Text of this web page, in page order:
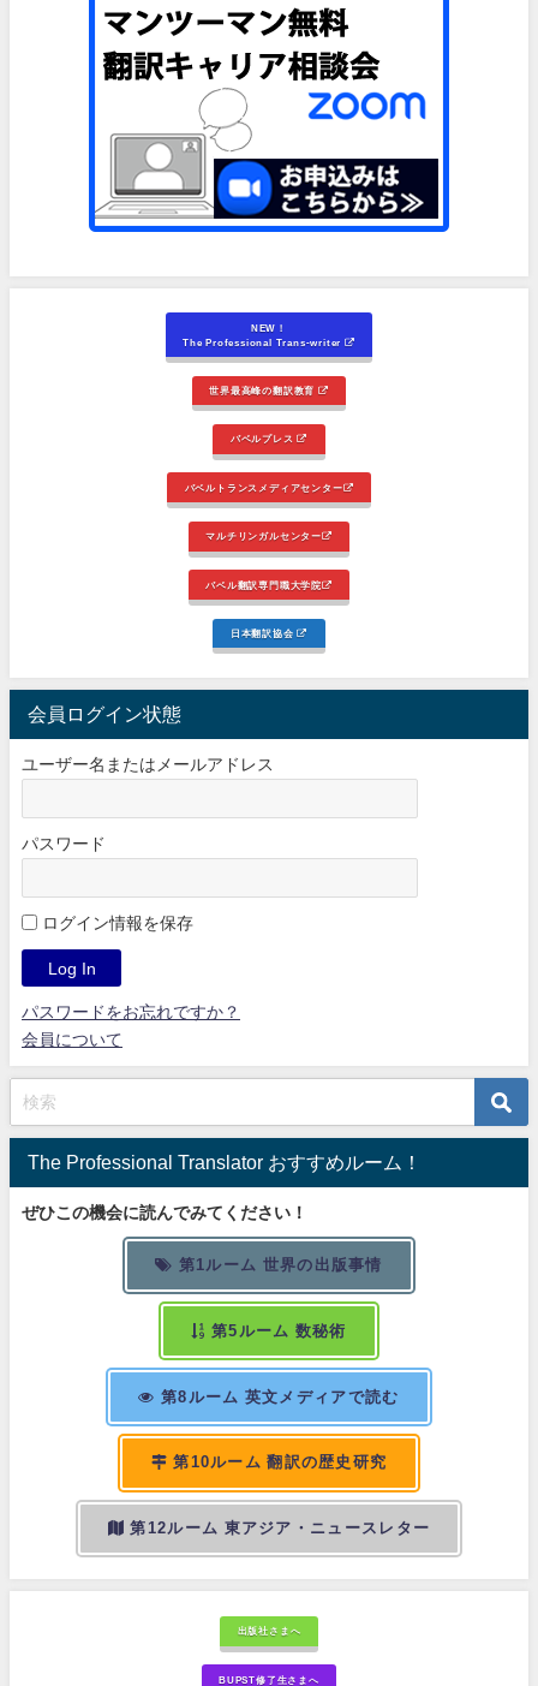
NEW！
The Professional Trans-writer
世界最高峰の翻訳教育
バベルプレス
バベルトランスメディアセンター
マルチリンガルセンター
バベル翻訳専門職大学院
日本翻訳協会
会員ログイン状態
ユーザー名またはメールアドレス
パスワード
ログイン情報を保存
パスワードをお忘れですか？
会員について
The Professional Translator おすすめルーム！
ぜひこの機会に読んでみてください！
第1ルーム 世界の出版事情
第5ルーム 数秘術
第8ルーム 英文メディアで読む
第10ルーム 翻訳の歴史研究
第12ルーム 東アジア・ニュースレター
出版社さまへ
BUPST修了生さまへ